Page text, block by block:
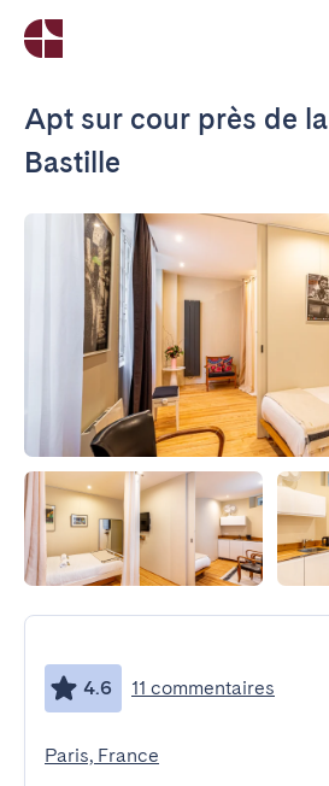
Apt sur cour près de la
Bastille
4.6 11 commentaires
Paris, France